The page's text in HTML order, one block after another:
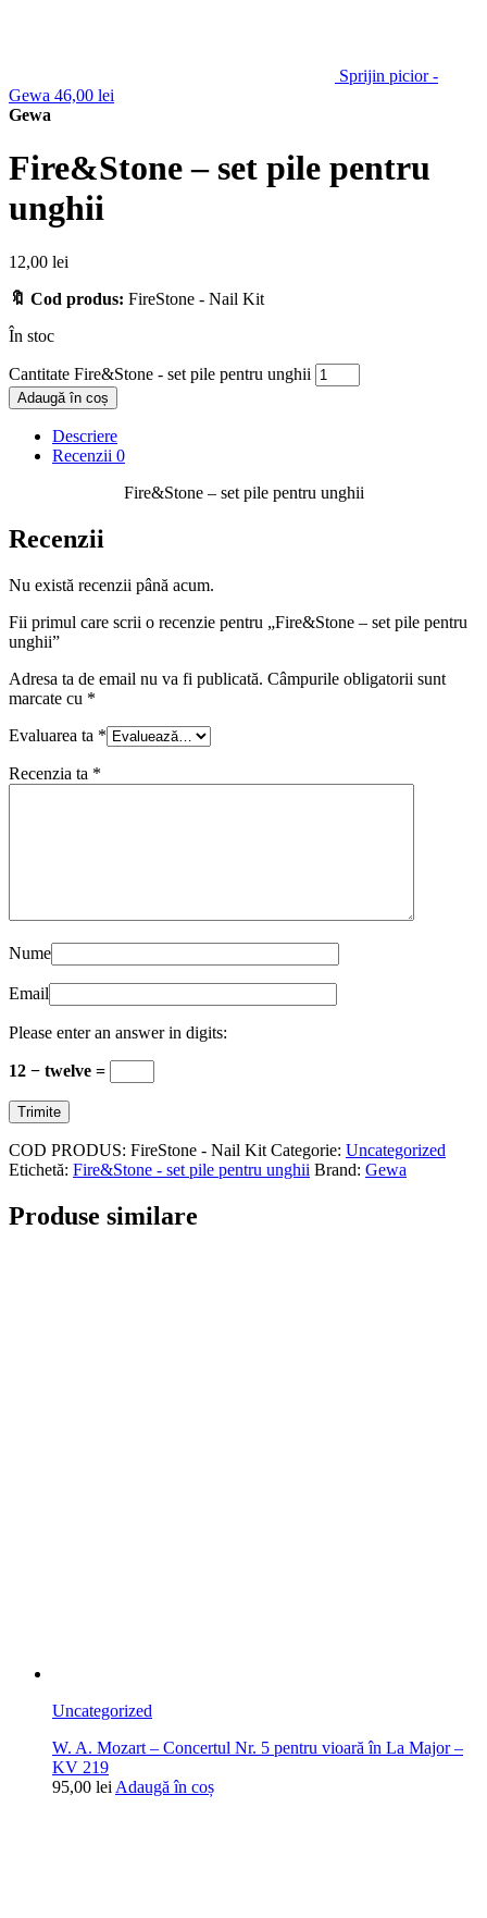
Sprijin picior -
Gewa 46,00 lei
Gewa
Fire&Stone – set pile pentru
unghii
12,00 lei
🔖 Cod produs: FireStone - Nail Kit
În stoc
Cantitate Fire&Stone - set pile pentru unghii
Adaugă în coș
Descriere
Recenzii 0
Fire&Stone – set pile pentru unghii
Recenzii
Nu există recenzii până acum.
Fii primul care scrii o recenzie pentru „Fire&Stone – set pile pentru
unghii”
Adresa ta de email nu va fi publicată. Câmpurile obligatorii sunt
marcate cu *
Evaluarea ta *
Recenzia ta *
Nume
Email
Please enter an answer in digits:
12 − twelve =
COD PRODUS: FireStone - Nail Kit Categorie: Uncategorized
Etichetă: Fire&Stone - set pile pentru unghii Brand: Gewa
Produse similare
Uncategorized
W. A. Mozart – Concertul Nr. 5 pentru vioară în La Major –
KV 219
95,00 lei Adaugă în coș